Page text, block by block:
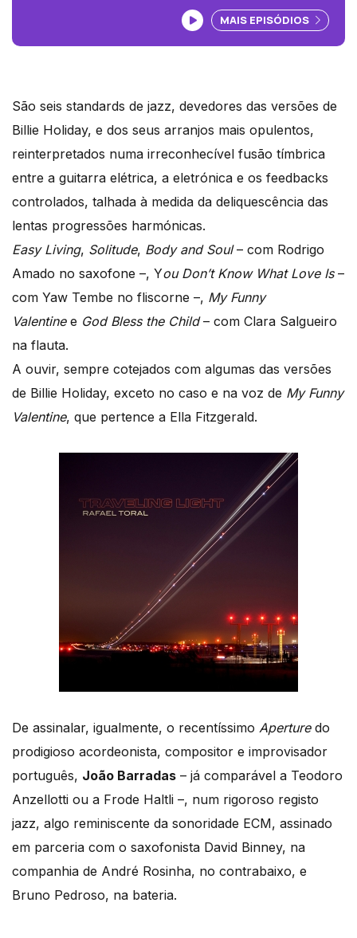
Ouvir podcast
MAIS EPISÓDIOS
São seis standards de jazz, devedores das versões de
Billie Holiday, e dos seus arranjos mais opulentos,
reinterpretados numa irreconhecível fusão tímbrica
entre a guitarra elétrica, a eletrónica e os feedbacks
controlados, talhada à medida da deliquescência das
lentas progressões harmónicas.
Easy Living, Solitude, Body and Soul– com Rodrigo
Amado no saxofone –, You Don’t Know What Love Is–
com Yaw Tembe no fliscorne –, My Funny
Valentinee God Bless the Child– com Clara Salgueiro
na flauta.
A ouvir, sempre cotejados com algumas das versões
de Billie Holiday, exceto no caso e na voz de My Funny
Valentine, que pertence a Ella Fitzgerald.
De assinalar, igualmente, o recentíssimo Aperturedo
prodigioso acordeonista, compositor e improvisador
português, João Barradas – já comparável a Teodoro
Anzellotti ou a Frode Haltli –, num rigoroso registo
jazz, algo reminiscente da sonoridade ECM, assinado
em parceria com o saxofonista David Binney, na
companhia de André Rosinha, no contrabaixo, e
Bruno Pedroso, na bateria.